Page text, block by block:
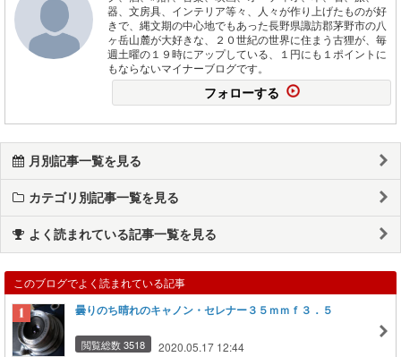
器、文房具、インテリア等々、人々が作り上げたものが好
きで、縄文期の中心地でもあった長野県諏訪郡茅野市の八
ヶ岳山麓が大好きな、２０世紀の世界に住まう古狸が、毎
週土曜の１９時にアップしている、１円にも１ポイントに
もならないマイナーブログです。
フォローする
月別記事一覧を見る
カテゴリ別記事一覧を見る
よく読まれている記事一覧を見る
このブログでよく読まれている記事
曇りのち晴れのキャノン・セレナー３５ｍｍｆ３．５
閲覧総数 3518 2020.05.17 12:44